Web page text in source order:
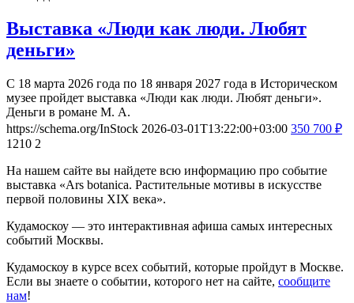
Выставка «Люди как люди. Любят
деньги»
С 18 марта 2026 года по 18 января 2027 года в Историческом
музее пройдет выставка «Люди как люди. Любят деньги».
Деньги в романе М. А.
https://schema.org/InStock 2026-03-01T13:22:00+03:00 350 700 ₽
1210 2
На нашем сайте вы найдете всю информацию про событие
выставка «Аrs botanica. Растительные мотивы в искусстве
первой половины XIX века».
Кудамоскоу — это интерактивная афиша самых интересных
событий Москвы.
Кудамоскоу в курсе всех событий, которые пройдут в Москве.
Если вы знаете о событии, которого нет на сайте, сообщите
нам!